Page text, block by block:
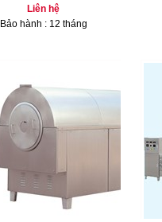
Liên hệ
Bảo hành : 12 tháng